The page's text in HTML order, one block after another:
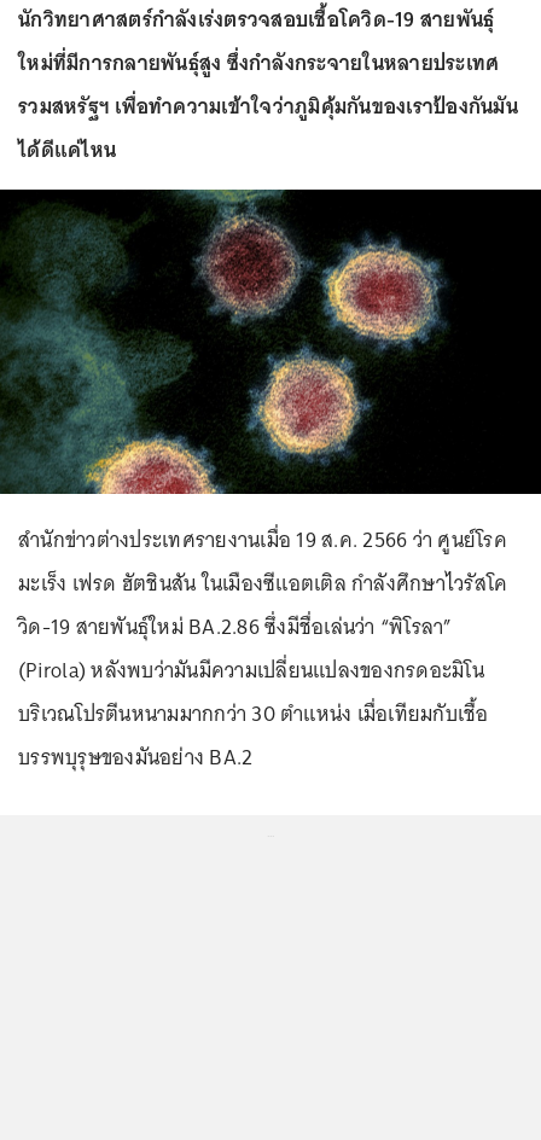
นักวิทยาศาสตร์กำลังเร่งตรวจสอบเชื้อโควิด-19 สายพันธุ์
ใหม่ที่มีการกลายพันธุ์สูง ซึ่งกำลังกระจายในหลายประเทศ
รวมสหรัฐฯ เพื่อทำความเข้าใจว่าภูมิคุ้มกันของเราป้องกันมัน
ได้ดีแค่ไหน
สำนักข่าวต่างประเทศรายงานเมื่อ 19 ส.ค. 2566 ว่า ศูนย์โรค
มะเร็ง เฟรด ฮัตชินสัน ในเมืองซีแอตเติล กำลังศึกษาไวรัสโค
วิด-19 สายพันธุ์ใหม่ BA.2.86 ซึ่งมีชื่อเล่นว่า “พิโรลา”
(Pirola) หลังพบว่ามันมีความเปลี่ยนแปลงของกรดอะมิโน
บริเวณโปรตีนหนามมากกว่า 30 ตำแหน่ง เมื่อเทียมกับเชื้อ
บรรพบุรุษของมันอย่าง BA.2